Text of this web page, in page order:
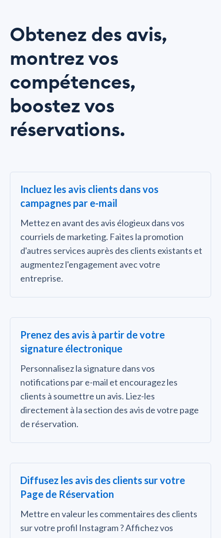
Obtenez des avis,
montrez vos
compétences,
boostez vos
réservations.
Incluez les avis clients dans vos
campagnes par e-mail
Mettez en avant des avis élogieux dans vos
courriels de marketing. Faites la promotion
d'autres services auprès des clients existants et
augmentez l'engagement avec votre
entreprise.
Prenez des avis à partir de votre
signature électronique
Personnalisez la signature dans vos
notifications par e-mail et encouragez les
clients à soumettre un avis. Liez-les
directement à la section des avis de votre page
de réservation.
Diffusez les avis des clients sur votre
Page de Réservation
Mettre en valeur les commentaires des clients
sur votre profil Instagram ? Affichez vos